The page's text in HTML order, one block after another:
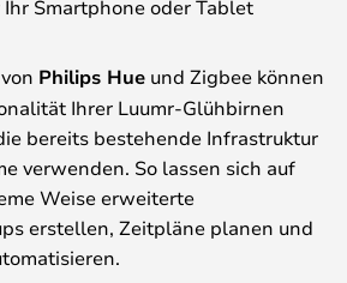
Smartphone oder Tablet
Philips Hue und Zigbee können
Ihrer Luumr-Glühbirnen
bereits bestehende Infrastruktur
verwenden. So lassen sich auf
Weise erweiterte
erstellen, Zeitpläne planen und